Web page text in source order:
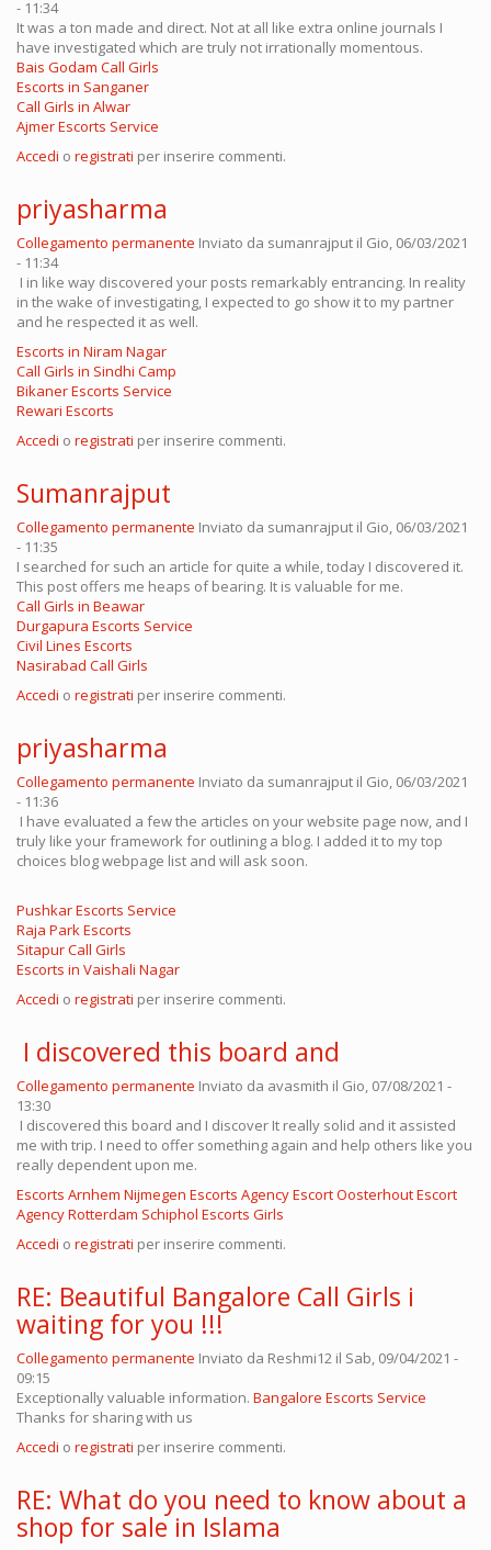
- 11:34
It was a ton made and direct. Not at all like extra online journals I
have investigated which are truly not irrationally momentous.
Bais Godam Call Girls
Escorts in Sanganer
Call Girls in Alwar
Ajmer Escorts Service
Accedi o registrati per inserire commenti.
priyasharma
Collegamento permanente Inviato da sumanrajput il Gio, 06/03/2021
- 11:34
I in like way discovered your posts remarkably entrancing. In reality
in the wake of investigating, I expected to go show it to my partner
and he respected it as well.
Escorts in Niram Nagar
Call Girls in Sindhi Camp
Bikaner Escorts Service
Rewari Escorts
Accedi o registrati per inserire commenti.
Sumanrajput
Collegamento permanente Inviato da sumanrajput il Gio, 06/03/2021
- 11:35
I searched for such an article for quite a while, today I discovered it.
This post offers me heaps of bearing. It is valuable for me.
Call Girls in Beawar
Durgapura Escorts Service
Civil Lines Escorts
Nasirabad Call Girls
Accedi o registrati per inserire commenti.
priyasharma
Collegamento permanente Inviato da sumanrajput il Gio, 06/03/2021
- 11:36
I have evaluated a few the articles on your website page now, and I
truly like your framework for outlining a blog. I added it to my top
choices blog webpage list and will ask soon.
Pushkar Escorts Service
Raja Park Escorts
Sitapur Call Girls
Escorts in Vaishali Nagar
Accedi o registrati per inserire commenti.
I discovered this board and
Collegamento permanente Inviato da avasmith il Gio, 07/08/2021 -
13:30
I discovered this board and I discover It really solid and it assisted
me with trip. I need to offer something again and help others like you
really dependent upon me.
Escorts Arnhem Nijmegen Escorts AgencyEscort OosterhoutEscort
Agency Rotterdam Schiphol Escorts Girls
Accedi o registrati per inserire commenti.
RE: Beautiful Bangalore Call Girls i
waiting for you !!!
Collegamento permanente Inviato da Reshmi12 il Sab, 09/04/2021 -
09:15
Exceptionally valuable information. Bangalore Escorts Service
Thanks for sharing with us
Accedi o registrati per inserire commenti.
RE: What do you need to know about a
shop for sale in Islama